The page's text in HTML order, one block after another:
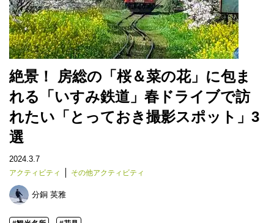
絶景！ 房総の「桜＆菜の花」に包ま
れる「いすみ鉄道」春ドライブで訪
れたい「とっておき撮影スポット」3
選
2024.3.7
アクティビティ その他アクティビティ
分銅 英雅